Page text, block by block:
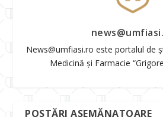
News@umfiasi.ro este portalul de
Medicină și Farmacie
POSTĂRI ASEMĂNATOARE